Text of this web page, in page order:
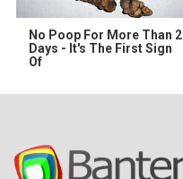
No Poop For More Than 2
Days - It's The First Sign
Of